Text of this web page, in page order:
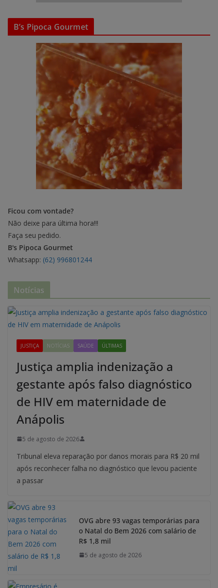
B’s Pipoca Gourmet
Ficou com vontade?
Não deixe para última hora!!!
Faça seu pedido.
B's Pipoca Gourmet
Whatsapp: (62) 996801244
Notícias
JUSTIÇA NOTÍCIAS SAÚDE ÚLTIMAS
Justiça amplia indenização a
gestante após falso diagnóstico
de HIV em maternidade de
Anápolis
5 de agosto de 2026
Tribunal eleva reparação por danos morais para R$ 20 mil
após reconhecer falha no diagnóstico que levou paciente
a passar
OVG abre 93 vagas temporárias para
o Natal do Bem 2026 com salário de
R$ 1,8 mil
5 de agosto de 2026